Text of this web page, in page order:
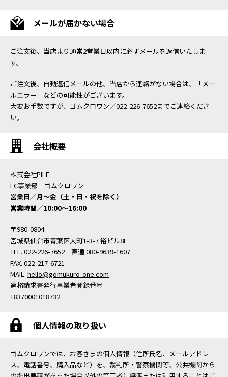
メールが届かない場合
ご注文後、当店より通常2営業日以内に必ずメールを返信いたしま
す。
ご注文後、自動返信メールの他、当店から連絡がない場合は、「メー
ルエラー」などの可能性がございます。
大変お手数ですが、ゴムクロワン／022-226-7652までご連絡くださ
い。
会社概要
株式会社PILE
EC事業部 ゴムクロワン
営業日／月〜金（土・日・祝を除く）
営業時間／10:00〜16:00
〒980-0804
宮城県仙台市青葉区大町1-3-7 裕ビル8F
TEL. 022-226-7652 直通:080-9639-1607
FAX. 022-217-6721
MAIL. hello@gomukuro-one.com
適格請求書発行事業者登録番号
T8370001018732
個人情報の取り扱い
ゴムクロワンでは、お客さまの個人情報（住所氏名、メールアドレ
ス、電話番号、購入品など）を、裁判所・警察機関等、公共機関から